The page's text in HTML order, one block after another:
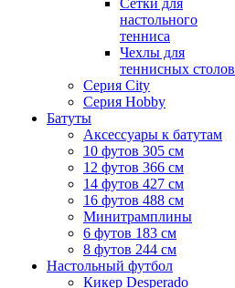
Сетки для
настольного
тенниса
Чехлы для
теннисных столов
Серия City
Серия Hobby
Батуты
Аксессуары к батутам
10 футов 305 см
12 футов 366 см
14 футов 427 см
16 футов 488 см
Минитрамплины
6 футов 183 см
8 футов 244 см
Настольный футбол
Кикер Desperado